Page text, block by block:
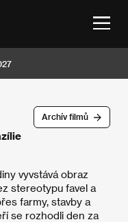
Archív filmů
vyvstává obraz
stereotypu favel a
farmy, stavby a
se rozhodli den za